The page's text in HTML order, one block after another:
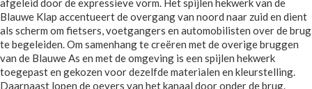
afgeleid door de expressieve vorm. Het spijlen hekwerk van de
Blauwe Klap accentueert de overgang van noord naar zuid en dient
als scherm om fietsers, voetgangers en automobilisten over de brug
te begeleiden. Om samenhang te creëren met de overige bruggen
van de Blauwe As en met de omgeving is een spijlen hekwerk
toegepast en gekozen voor dezelfde materialen en kleurstelling.
Daarnaast lopen de oevers van het kanaal door onder de brug.